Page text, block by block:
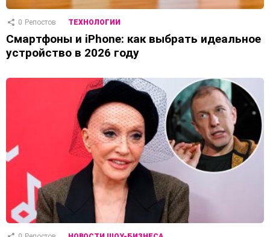
0 Репостов ТЕХНОЛОГИИ
Смартфоны и iPhone: как выбрать идеальное
устройство в 2026 году